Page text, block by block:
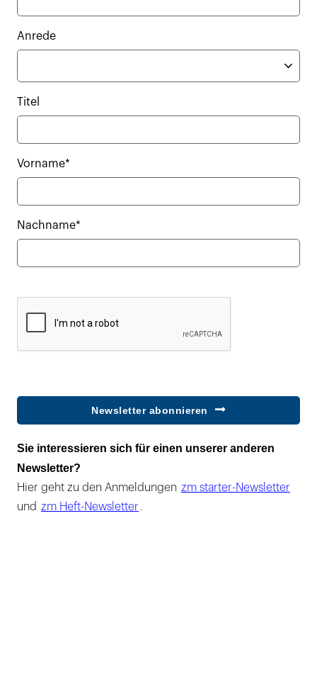
Anrede
Titel
Vorname*
Nachname*
Newsletter abonnieren
Sie interessieren sich für einen unserer anderen
Newsletter?
Hier geht zu den Anmeldungen zm starter-Newsletter
und zm Heft-Newsletter .